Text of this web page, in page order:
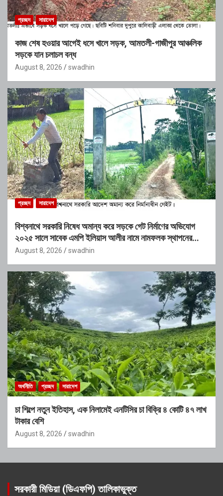
প্রচ্ছদ সারাদেশ
কাজ শেষ হওয়ার আগেই ধসে খালে সড়ক, আমতলী-গাজীপুর আঞ্চলিক
সড়কে যান চলাচল বন্ধ
August 8, 2026 swadhin
প্রচ্ছদ সারাদেশ
বিশ্বনাথে সরকারি নিষেধ অমান্য করে সড়কে গেট নির্মাণের অভিযোগ
২০২৫ সালে সাবেক এমপি ইলিয়াস আলীর নামে নামফলক স্থাপনের
অভিযোগ
August 8, 2026 swadhin
অর্থনীতি প্রচ্ছদ সারাদেশ
চা শিল্পে নতুন ইতিহাস, এক নিলামেই এনটিসির চা বিক্রি ৪ কোটি ৪৭ লাখ
টাকার বেশি
August 8, 2026 swadhin
সরকারী মিডিয়া (ডিএফপি) তালিকাভুক্ত